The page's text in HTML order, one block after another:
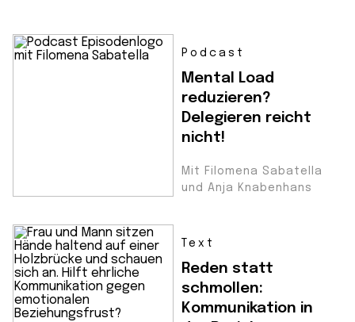
Podcast
Mental Load
reduzieren?
Delegieren reicht
nicht!
Mit Filomena Sabatella
und Anja Knabenhans
Text
Reden statt
schmollen:
Kommunikation in